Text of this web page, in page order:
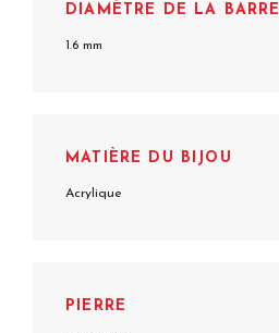
DIAMÈTRE DE LA BARRE
1.6 mm
MATIÈRE DU BIJOU
Acrylique
PIERRE